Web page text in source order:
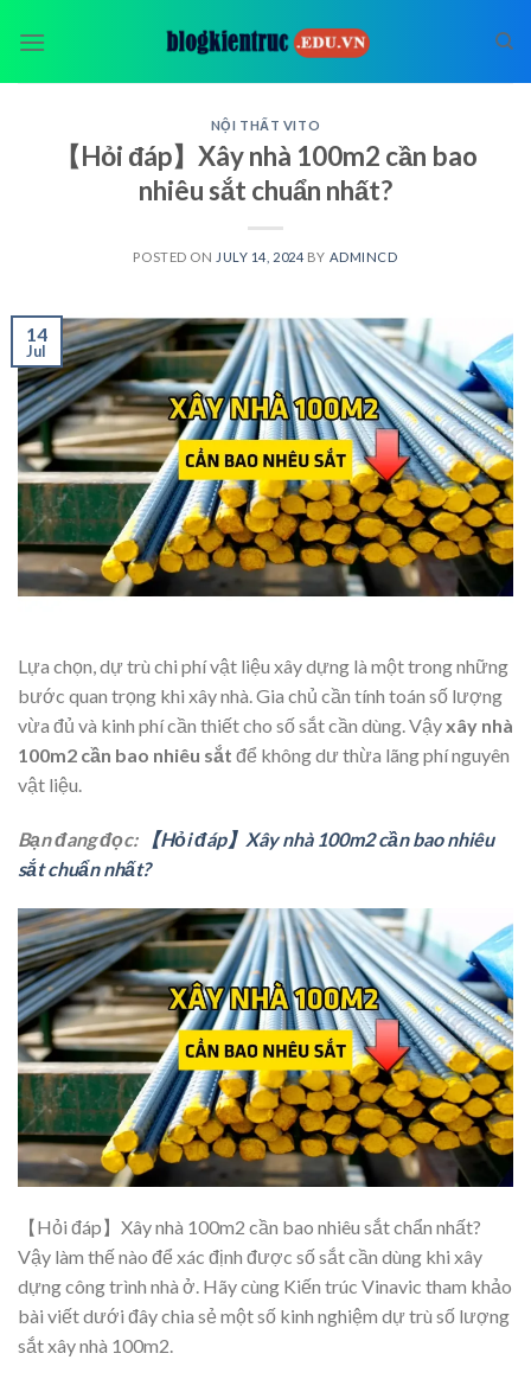
NỘI THẤT VITO
【Hỏi đáp】Xây nhà 100m2 cần bao
nhiêu sắt chuẩn nhất?
POSTED ON JULY 14, 2024 BY ADMINCD
14
Jul
Lựa chọn, dự trù chi phí vật liệu xây dựng là một trong những
bước quan trọng khi xây nhà. Gia chủ cần tính toán số lượng
vừa đủ và kinh phí cần thiết cho số sắt cần dùng. Vậyxây nhà
100m2 cần bao nhiêu sắt để không dư thừa lãng phí nguyên
vật liệu.
Bạn đang đọc:
【Hỏi đáp】Xây nhà 100m2 cần bao nhiêu
sắt chuẩn nhất?
【Hỏi đáp】Xây nhà 100m2 cần bao nhiêu sắt chẩn nhất?
Vậy làm thế nào để xác định được số sắt cần dùng khi xây
dựng công trình nhà ở. Hãy cùng Kiến trúc Vinavic tham khảo
bài viết dưới đây chia sẻ một số kinh nghiệm dự trù số lượng
sắt xây nhà 100m2.